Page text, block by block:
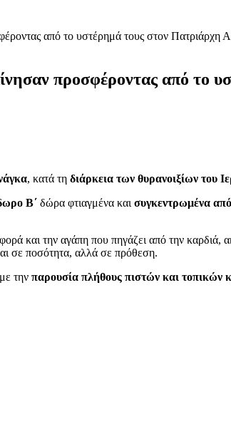
από το υστέρημά τους στον Πατριάρχη
προσφέροντας από το
, κατά τη διάρκεια των θυρανοιξίων του
Β΄ δώρα φτιαγμένα και συγκεντρωμένα
και την αγάπη που πηγάζει από την
σε ποσότητα, αλλά σε πρόθεση.
την παρουσία πλήθους πιστών και τοπικών